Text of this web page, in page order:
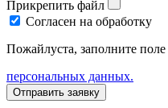
Прикрепить файл
Согласен на обработку
Пожайлуста, заполните поле
персональных данных.